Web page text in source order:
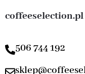
coffeeselection.pl
506 744 192